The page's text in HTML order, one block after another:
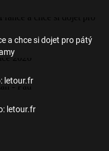
a chce si dojet pro pátý
letour.fr
letour.fr